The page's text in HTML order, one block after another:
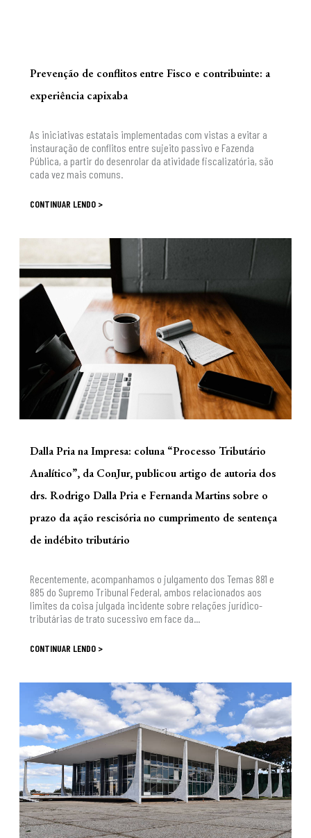
Prevenção de conflitos entre Fisco e contribuinte: a
experiência capixaba
As iniciativas estatais implementadas com vistas a evitar a
instauração de conflitos entre sujeito passivo e Fazenda
Pública, a partir do desenrolar da atividade fiscalizatória, são
cada vez mais comuns.
CONTINUAR LENDO >
Dalla Pria na Impresa: coluna “Processo Tributário
Analítico”, da ConJur, publicou artigo de autoria dos
drs. Rodrigo Dalla Pria e Fernanda Martins sobre o
prazo da ação rescisória no cumprimento de sentença
de indébito tributário
Recentemente, acompanhamos o julgamento dos Temas 881 e
885 do Supremo Tribunal Federal, ambos relacionados aos
limites da coisa julgada incidente sobre relações jurídico-
tributárias de trato sucessivo em face da...
CONTINUAR LENDO >